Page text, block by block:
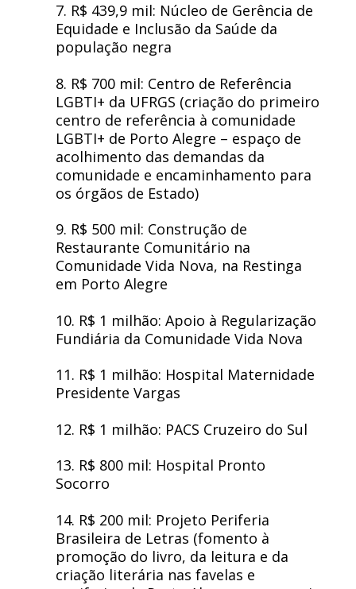
7. R$ 439,9 mil: Núcleo de Gerência de
Equidade e Inclusão da Saúde da
população negra
8. R$ 700 mil: Centro de Referência
LGBTI+ da UFRGS (criação do primeiro
centro de referência à comunidade
LGBTI+ de Porto Alegre – espaço de
acolhimento das demandas da
comunidade e encaminhamento para
os órgãos de Estado)
9. R$ 500 mil: Construção de
Restaurante Comunitário na
Comunidade Vida Nova, na Restinga
em Porto Alegre
10. R$ 1 milhão: Apoio à Regularização
Fundiária da Comunidade Vida Nova
11. R$ 1 milhão: Hospital Maternidade
Presidente Vargas
12. R$ 1 milhão: PACS Cruzeiro do Sul
13. R$ 800 mil: Hospital Pronto
Socorro
14. R$ 200 mil: Projeto Periferia
Brasileira de Letras (fomento à
promoção do livro, da leitura e da
criação literária nas favelas e